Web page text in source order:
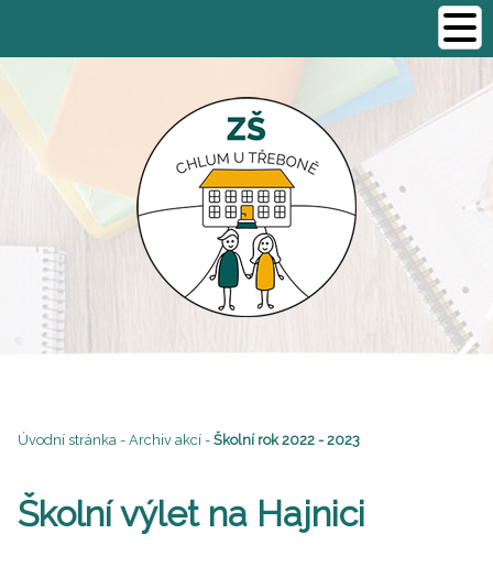
Úvodní stránka - Archiv akcí - Školní rok 2022 - 2023
Školní výlet na Hajnici